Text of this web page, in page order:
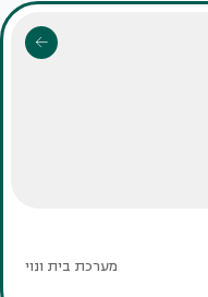
מערכת בית ונוי